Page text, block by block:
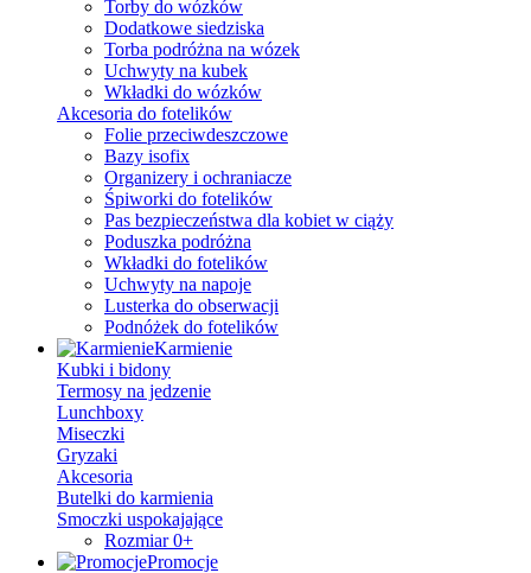
Torby do wózków
Dodatkowe siedziska
Torba podróżna na wózek
Uchwyty na kubek
Wkładki do wózków
Akcesoria do fotelików
Folie przeciwdeszczowe
Bazy isofix
Organizery i ochraniacze
Śpiworki do fotelików
Pas bezpieczeństwa dla kobiet w ciąży
Poduszka podróżna
Wkładki do fotelików
Uchwyty na napoje
Lusterka do obserwacji
Podnóżek do fotelików
Karmienie
Kubki i bidony
Termosy na jedzenie
Lunchboxy
Miseczki
Gryzaki
Akcesoria
Butelki do karmienia
Smoczki uspokajające
Rozmiar 0+
Promocje